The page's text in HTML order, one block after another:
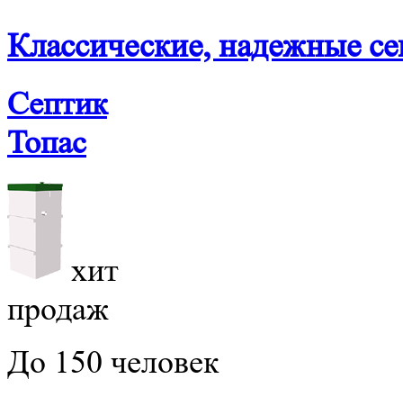
Классические, надежные
Септик
Топас
хит
продаж
До 150 человек